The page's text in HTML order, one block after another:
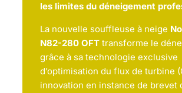
les limites du déneigement
La nouvelle souffleuse à neige
N82-280 OFTtransforme le
grâce à sa technologie exclusive
d’optimisation du flux de turbine
innovation en instance de brevet